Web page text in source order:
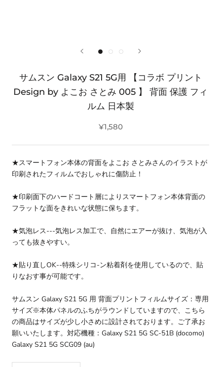
サムスン Galaxy S21 5G用 【コラボ プリント
Design by よこお さとみ 005 】 背面 保護 フィ
ルム 日本製
¥1,580
★スマートフォン本体の背面をよこお さとみさんのイラストが
印刷されたフィルムでおしゃれに傷防止！
★印刷面下のハードコート層によりスマートフォン本体背面の
フラットな面をきれいな状態に保ちます。
★気泡レス---気泡レス加工で、自然にエアーが抜け、気泡が入
っても抜きやすい。
★貼り直しOK--特殊シリコ-ン粘着剤を使用しているので、貼
りなおす事が可能です。
サムスン Galaxy S21 5G 用 背面プリントフィルムサイズ：専用
サイズ※本体パネルのふちがラウンドしていますので、こちら
の商品はサイズが少し小さめに設計されております。ご了承お
願いいたします。対応機種：Galaxy S21 5G SC-51B (docomo)
Galaxy S21 5G SCG09 (au)